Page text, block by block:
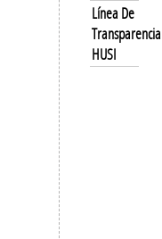
Línea De
Transparencia
HUSI